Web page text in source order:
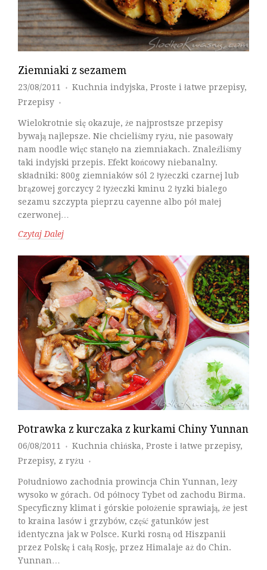
Ziemniaki z sezamem
23/08/2011 ♦ Kuchnia indyjska, Proste i łatwe przepisy,
Przepisy
♦
Wielokrotnie się okazuje, że najprostsze przepisy
bywają najlepsze. Nie chcieliśmy ryżu, nie pasowały
nam noodle więc stanęło na ziemniakach. Znaleźliśmy
taki indyjski przepis. Efekt końcowy niebanalny.
składniki: 800g ziemniaków sól 2 łyżeczki czarnej lub
brązowej gorczycy 2 łyżeczki kminu 2 łyzki bialego
sezamu szczypta pieprzu cayenne albo pół małej
czerwonej…
Czytaj Dalej
Potrawka z kurczaka z kurkami Chiny Yunnan
06/08/2011 ♦ Kuchnia chińska, Proste i łatwe przepisy,
Przepisy, z ryżu ♦
Południowo zachodnia prowincja Chin Yunnan, leży
wysoko w górach. Od północy Tybet od zachodu Birma.
Specyficzny klimat i górskie położenie sprawiają, że jest
to kraina lasów i grzybów, część gatunków jest
identyczna jak w Polsce. Kurki rosną od Hiszpanii
przez Polskę i całą Rosję, przez Himalaje aż do Chin.
Yunnan…